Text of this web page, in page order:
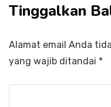
Tinggalkan
Alamat email Anda
yang wajib ditandai *